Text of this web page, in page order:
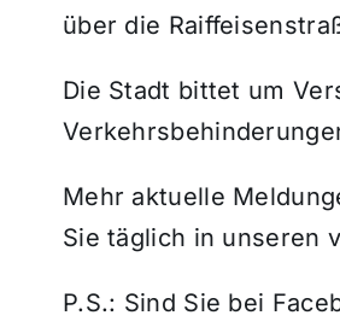
über die
Die Stadt bittet um
Mehr aktuelle
Sie täglich in unseren
P.S.: Sind Sie bei